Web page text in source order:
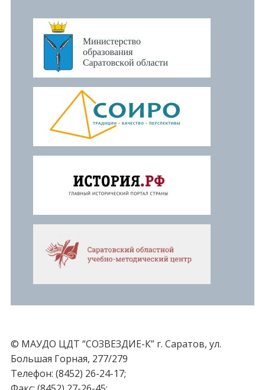
© МАУДО ЦДТ “СОЗВЕЗДИЕ-К” г. Саратов, ул.
Большая Горная, 277/279
Телефон: (8452) 26-24-17;